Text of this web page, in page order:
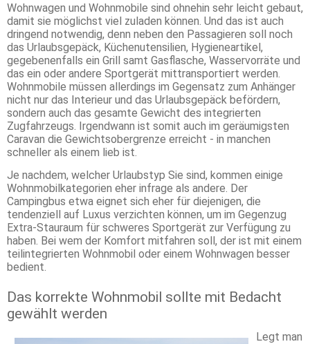
Wohnwagen und Wohnmobile sind ohnehin sehr leicht gebaut,
damit sie möglichst viel zuladen können. Und das ist auch
dringend notwendig, denn neben den Passagieren soll noch
das Urlaubsgepäck, Küchenutensilien, Hygieneartikel,
gegebenenfalls ein Grill samt Gasflasche, Wasservorräte und
das ein oder andere Sportgerät mittransportiert werden.
Wohnmobile müssen allerdings im Gegensatz zum Anhänger
nicht nur das Interieur und das Urlaubsgepäck befördern,
sondern auch das gesamte Gewicht des integrierten
Zugfahrzeugs. Irgendwann ist somit auch im geräumigsten
Caravan die Gewichtsobergrenze erreicht - in manchen
schneller als einem lieb ist.
Je nachdem, welcher Urlaubstyp Sie sind, kommen einige
Wohnmobilkategorien eher infrage als andere. Der
Campingbus etwa eignet sich eher für diejenigen, die
tendenziell auf Luxus verzichten können, um im Gegenzug
Extra-Stauraum für schweres Sportgerät zur Verfügung zu
haben. Bei wem der Komfort mitfahren soll, der ist mit einem
teilintegrierten Wohnmobil oder einem Wohnwagen besser
bedient.
Das korrekte Wohnmobil sollte mit Bedacht
gewählt werden
Legt man